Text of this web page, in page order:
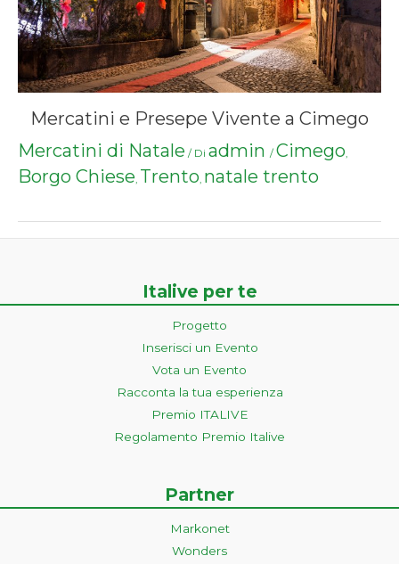
Mercatini e Presepe Vivente a Cimego
Mercatini di Natale / Di admin / Cimego,
Borgo Chiese, Trento, natale trento
Italive per te
Progetto
Inserisci un Evento
Vota un Evento
Racconta la tua esperienza
Premio ITALIVE
Regolamento Premio Italive
Partner
Markonet
Wonders